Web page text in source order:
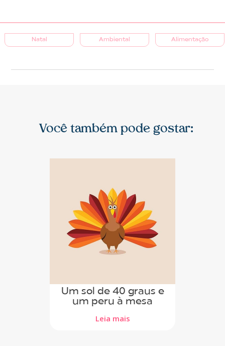
Natal Ambiental Alimentação
Você também pode gostar:
Um sol de 40 graus e
um peru à mesa
Leia mais